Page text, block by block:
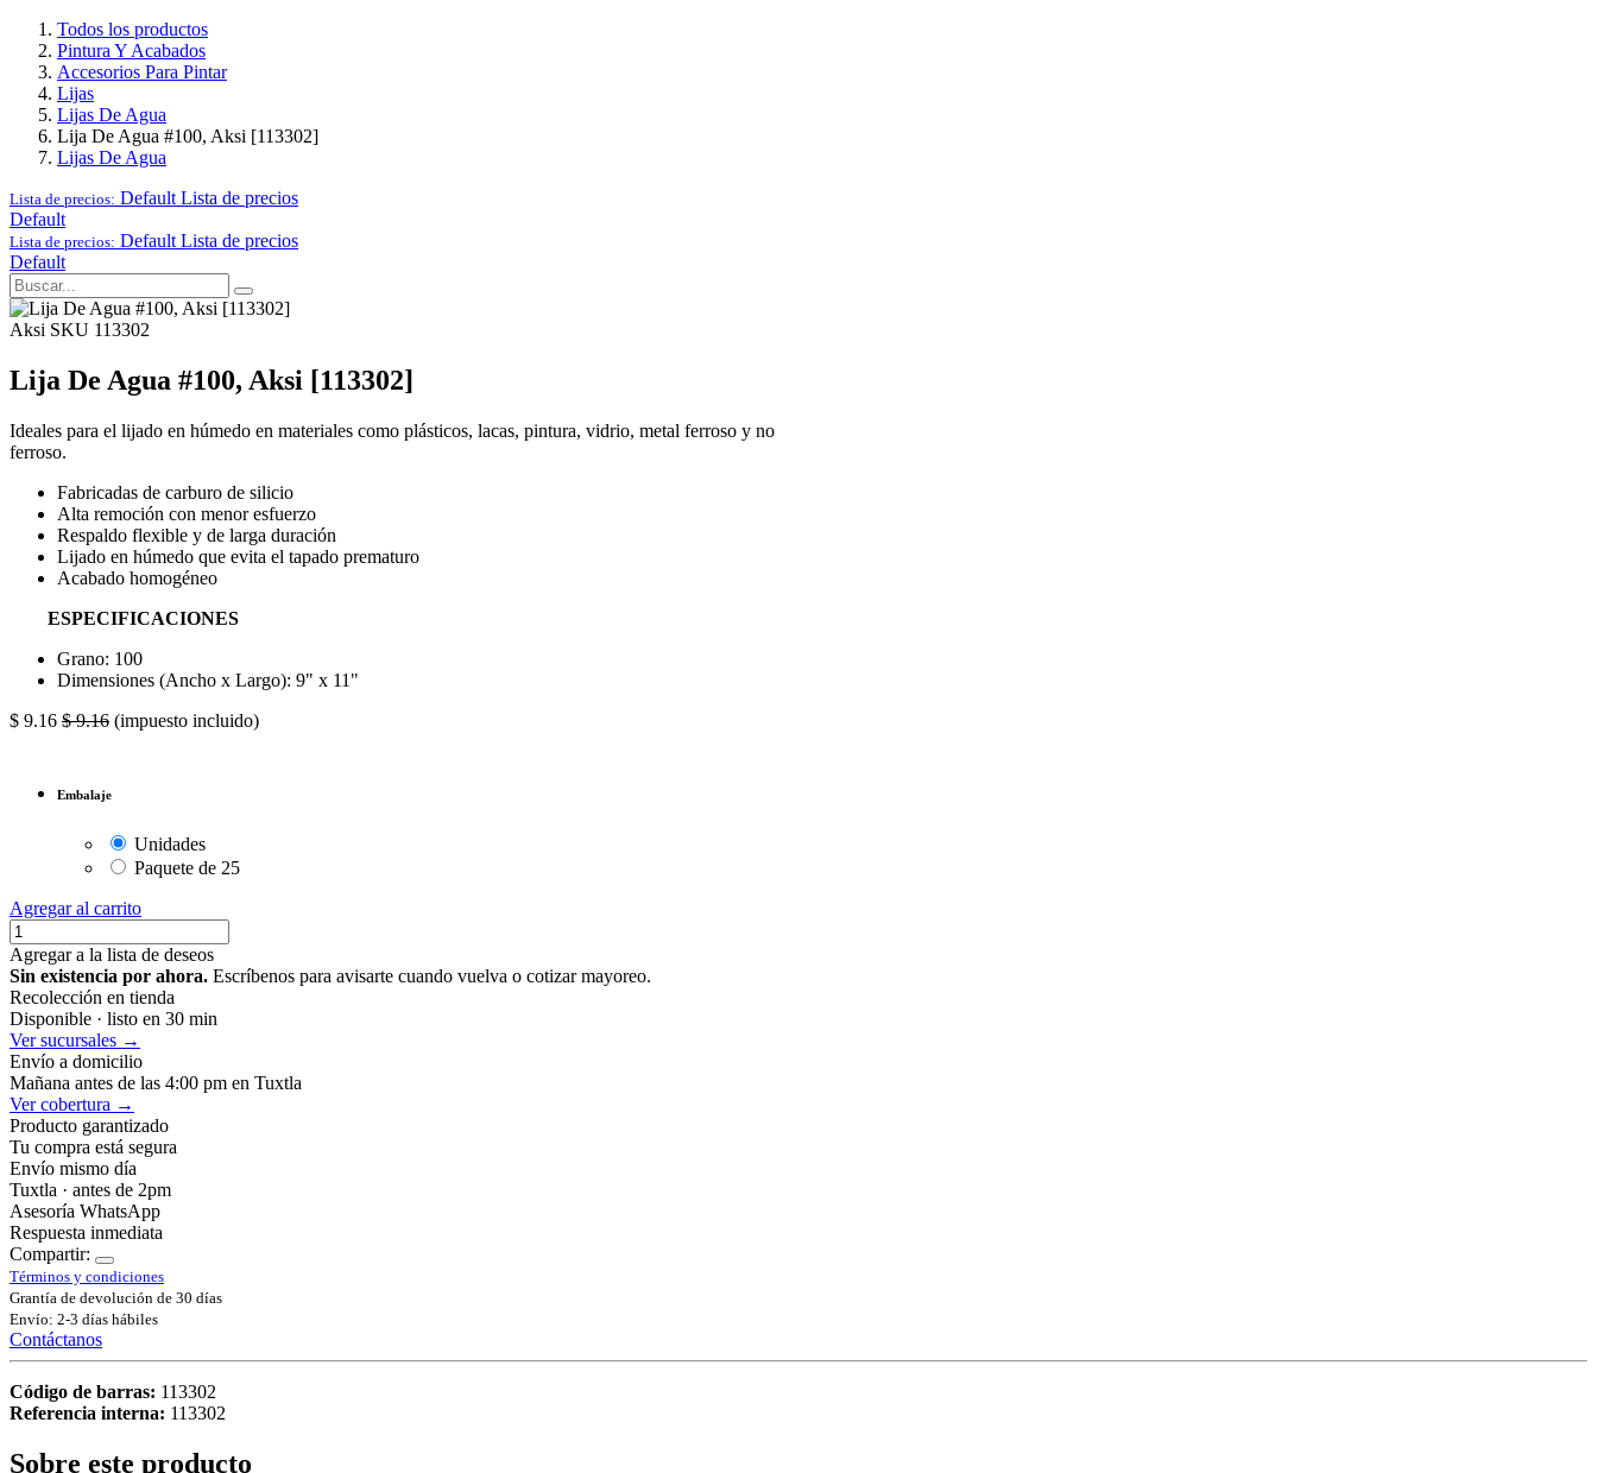
Todos los productos
Pintura Y Acabados
Accesorios Para Pintar
Lijas
Lijas De Agua
Lija De Agua #100, Aksi [113302]
Lijas De Agua
Lista de precios: Default Lista de precios
Default
Lista de precios: Default Lista de precios
Default
Aksi SKU 113302
Lija De Agua #100, Aksi [113302]
Ideales para el lijado en húmedo en materiales como plásticos, lacas, pintura, vidrio, metal ferroso y no
ferroso.
Fabricadas de carburo de silicio
Alta remoción con menor esfuerzo
Respaldo flexible y de larga duración
Lijado en húmedo que evita el tapado prematuro
Acabado homogéneo
ESPECIFICACIONES
Grano: 100
Dimensiones (Ancho x Largo): 9" x 11"
$ 9.16 $9.16 (impuesto incluido)
Embalaje
Unidades
Paquete de 25
Agregar al carrito
Agregar a la lista de deseos
Sin existencia por ahora. Escríbenos para avisarte cuando vuelva o cotizar mayoreo.
Recolección en tienda
Disponible · listo en 30 min
Ver sucursales →
Envío a domicilio
Mañana antes de las 4:00 pm en Tuxtla
Ver cobertura →
Producto garantizado
Tu compra está segura
Envío mismo día
Tuxtla · antes de 2pm
Asesoría WhatsApp
Respuesta inmediata
Compartir:
Términos y condiciones
Grantía de devolución de 30 días
Envío: 2-3 días hábiles
Contáctanos
Código de barras: 113302
Referencia interna: 113302
Sobre este producto